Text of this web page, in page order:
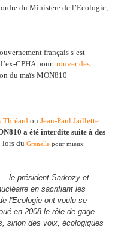
ordre du Ministère de l’Ecologie,
français s’est
CPHA pourtrouver des
du maïs MON810
Thréard ou Jean-Paul Jaillette
a été interdite suite à des
lors du Grenelle pour mieux
…le président Sarkozy et
en sacrifiant les
l'Ecologie ont voulu se
en 2008 le rôle de gage
sinon des voix, écologiques